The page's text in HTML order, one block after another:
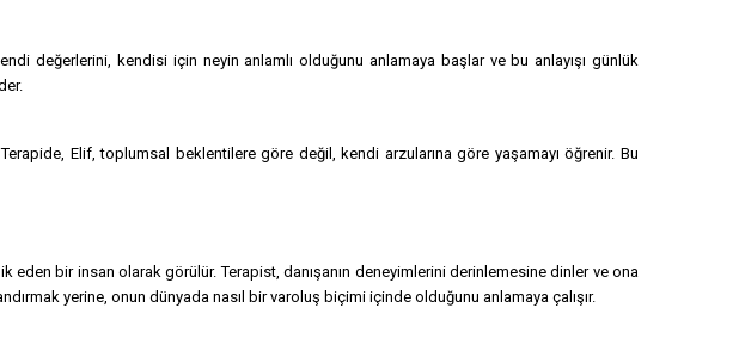
değerlerini, kendisi için neyin anlamlı olduğunu anlamaya başlar ve bu anlayışı günlük
Terapide, Elif, toplumsal beklentilere göre değil, kendi arzularına göre yaşamayı öğrenir. Bu
bir insan olarak görülür. Terapist, danışanın deneyimlerini derinlemesine dinler ve ona
yerine, onun dünyada nasıl bir varoluş biçimi içinde olduğunu anlamaya çalışır.